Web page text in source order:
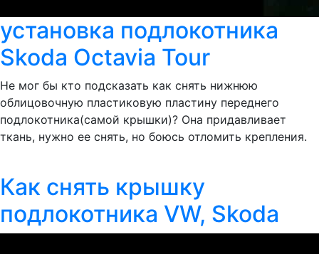
установка подлокотника
Skoda Octavia Tour
Не мог бы кто подсказать как снять нижнюю
облицовочную пластиковую пластину переднего
подлокотника(самой крышки)? Она придавливает
ткань, нужно ее снять, но боюсь отломить крепления.
Как снять крышку
подлокотника VW, Skoda